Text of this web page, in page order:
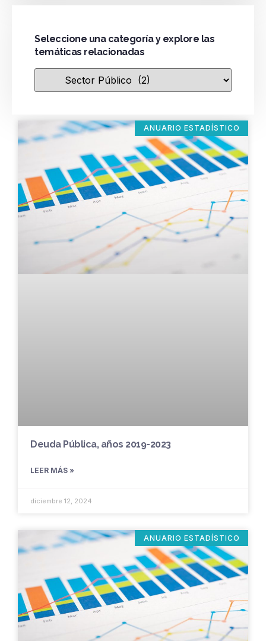
Seleccione una categoría y explore las
temáticas relacionadas
ANUARIO ESTADÍSTICO
Deuda Pública, años 2019-2023
LEER MÁS »
diciembre 12, 2024
ANUARIO ESTADÍSTICO